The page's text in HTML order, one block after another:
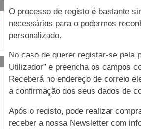
O processo de registo é bastante
necessários para o podermos
personalizado.
No caso de querer registar-se pela
Utilizador” e preencha os campos
Receberá no endereço de correio
a confirmação dos seus dados de
Após o registo, pode realizar
receber a nossa Newsletter com